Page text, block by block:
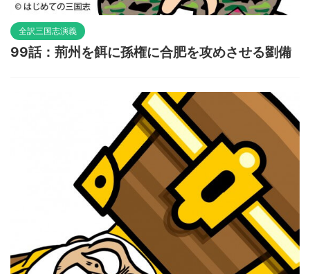
全訳三国志演義
99話：荊州を餌に孫権に合肥を攻めさせる劉備